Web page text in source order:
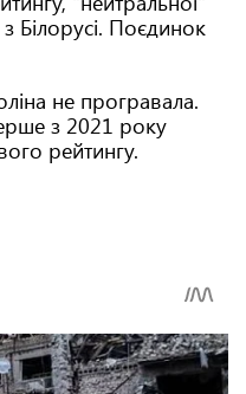
Білорусі. Поєдинок
не програвала.
з 2021 року
рейтингу.